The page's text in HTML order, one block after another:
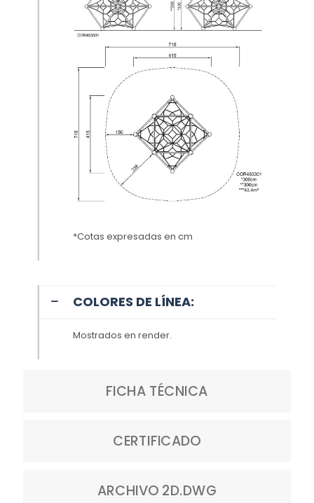
*Cotas expresadas en cm
COLORES DE LÍNEA:
Mostrados en render.
FICHA TÉCNICA
CERTIFICADO
ARCHIVO 2D.DWG